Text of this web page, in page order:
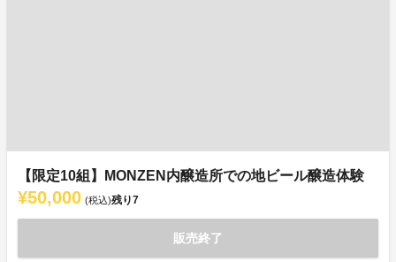
【限定10組】MONZEN内醸造所での地ビール醸造体験
¥50,000 (税込)残り7
販売終了